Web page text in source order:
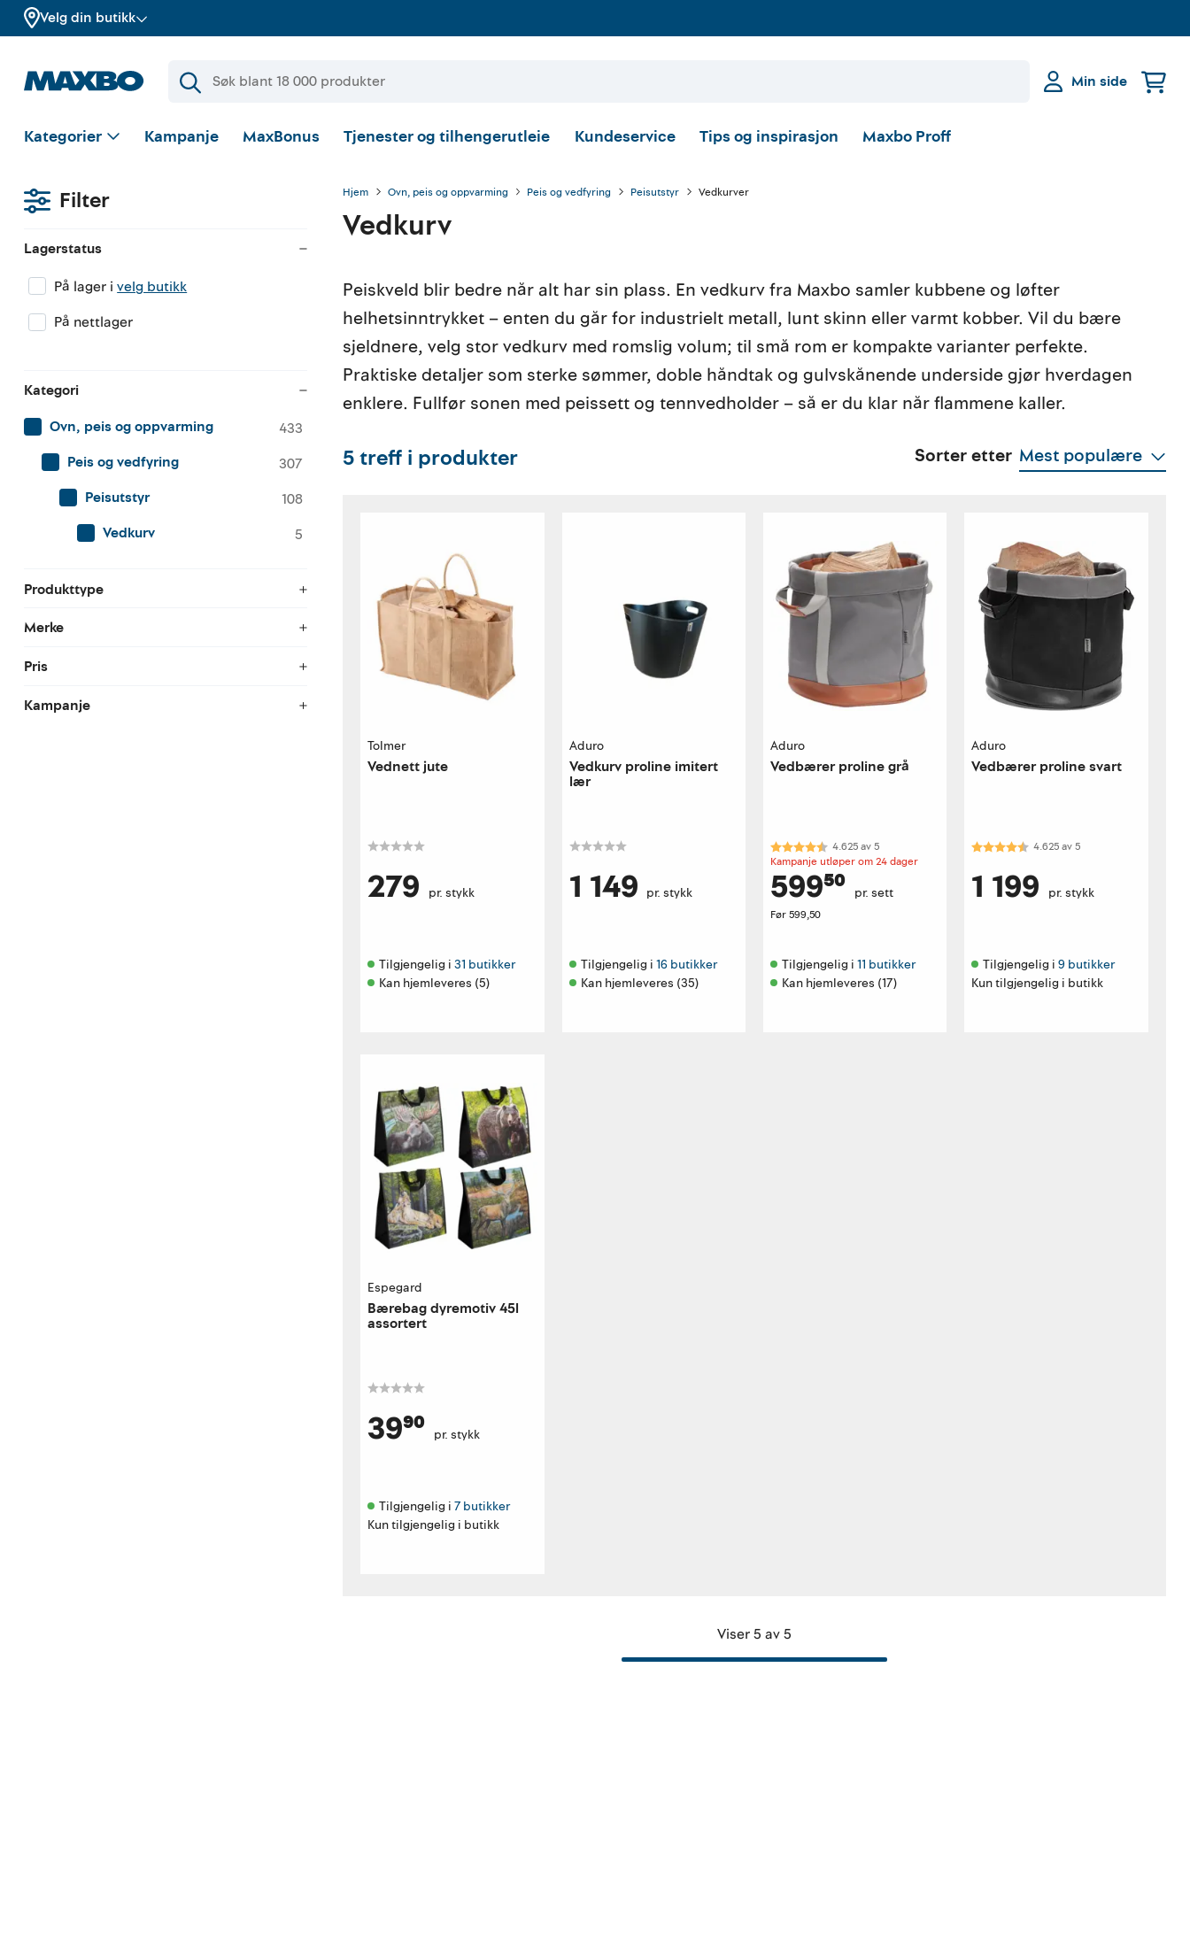
Velg din butikk
Min side
Kategorier Kampanje MaxBonus Tjenester og tilhengerutleie Kundeservice Tips og inspirasjon Maxbo Proff
Filter
Lagerstatus
På lager ivelg butikk
På nettlager
Kategori
Ovn, peis og oppvarming
433
Peis og vedfyring
307
Peisutstyr
108
Vedkurv
5
Produkttype
Merke
Pris
Kampanje
Hjem Ovn, peis og oppvarming Peis og vedfyring Peisutstyr Vedkurver
Vedkurv
Peiskveld blir bedre når alt har sin plass. En vedkurv fra Maxbo samler kubbene og løfter
helhetsinntrykket – enten du går for industrielt metall, lunt skinn eller varmt kobber. Vil du bære
sjeldnere, velg stor vedkurv med romslig volum; til små rom er kompakte varianter perfekte.
Praktiske detaljer som sterke sømmer, doble håndtak og gulvskånende underside gjør hverdagen
enklere. Fullfør sonen med peissett og tennvedholder – så er du klar når flammene kaller.
5treff i produkter Sorter etter Mest populære
Tolmer
Vednett jute
279 pr. stykk
Tilgjengelig i 31 butikker
Kan hjemleveres (5)
Aduro
Vedkurv proline imitert
lær
1 149 pr. stykk
Tilgjengelig i 16 butikker
Kan hjemleveres (35)
Aduro
Vedbærer proline grå
Karakter:4.6 av 5 mulige
4.625av5
Kampanje utløper om 24 dager
599⁵⁰ pr. sett
Før599,50
Tilgjengelig i 11 butikker
Kan hjemleveres (17)
Aduro
Vedbærer proline svart
Karakter:4.6 av 5 mulige
4.625av5
1 199 pr. stykk
Tilgjengelig i 9 butikker
Kun tilgjengelig i butikk
Espegard
Bærebag dyremotiv 45l
assortert
39⁹⁰ pr. stykk
Tilgjengelig i 7 butikker
Kun tilgjengelig i butikk
Viser 5 av 5